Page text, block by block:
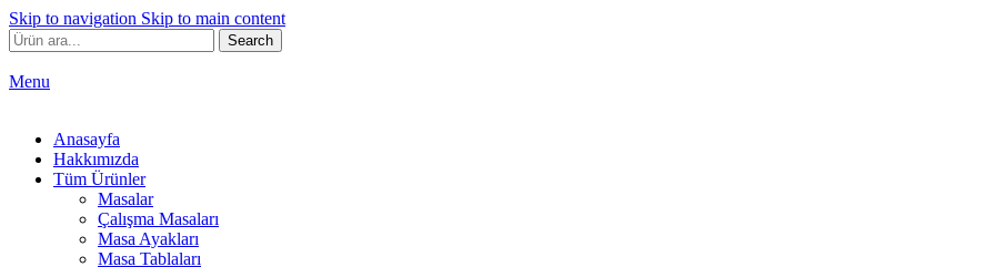
Skip to navigation Skip to main content
Search
Menu
Anasayfa
Hakkımızda
Tüm Ürünler
Masalar
Çalışma Masaları
Masa Ayakları
Masa Tablaları